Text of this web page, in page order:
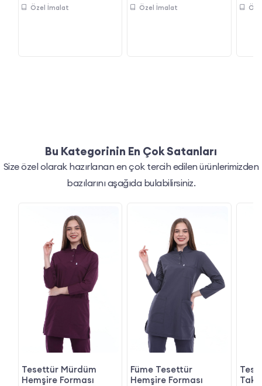
Özel İmalat Özel İmalat
Bu Kategorinin En Çok Satanları
Size özel olarak hazırlanan en çok tercih edilen ürünlerimizden
bazılarını aşağıda bulabilirsiniz.
Tesettür Mürdüm
Hemşire Forması
Füme Tesettür
Hemşire Forması